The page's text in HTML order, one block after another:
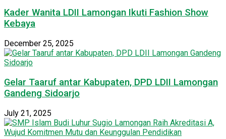
Kader Wanita LDII Lamongan Ikuti Fashion Show
Kebaya
December 25, 2025
Gelar Taaruf antar Kabupaten, DPD LDII Lamongan
Gandeng Sidoarjo
July 21, 2025